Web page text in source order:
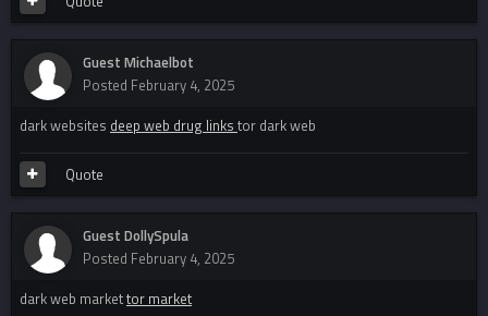
Guest Michaelbot
Posted February 4, 2025
dark websites deep web drug links tor dark web
Quote
Guest DollySpula
Posted February 4, 2025
dark web markettor market